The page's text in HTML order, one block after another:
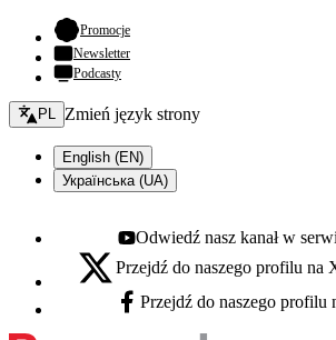
Promocje- otwiera się w nowej karcie
Newsletter
Podcasty
Zmień język - bieżący:
PL Zmień język strony
English (EN)
Українська (UA)
Youtube - otwiera się w nowej karcie
Odwiedź nasz kanał w
X - otwiera się w nowej karcie
Przejdź do naszego profilu na
Facebook - otwiera się w nowej karcie
Przejdź do naszego profilu